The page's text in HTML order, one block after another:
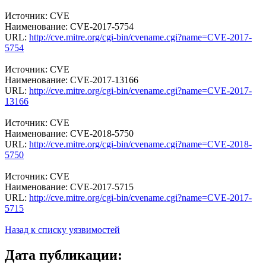
Источник: CVE
Наименование: CVE-2017-5754
URL: http://cve.mitre.org/cgi-bin/cvename.cgi?name=CVE-2017-
5754
Источник: CVE
Наименование: CVE-2017-13166
URL: http://cve.mitre.org/cgi-bin/cvename.cgi?name=CVE-2017-
13166
Источник: CVE
Наименование: CVE-2018-5750
URL: http://cve.mitre.org/cgi-bin/cvename.cgi?name=CVE-2018-
5750
Источник: CVE
Наименование: CVE-2017-5715
URL: http://cve.mitre.org/cgi-bin/cvename.cgi?name=CVE-2017-
5715
Назад к списку уязвимостей
Дата публикации: